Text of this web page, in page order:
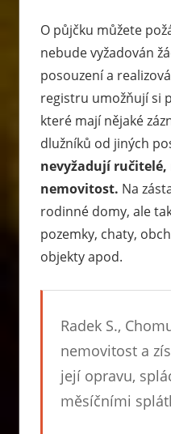
O půjčku můžete
nebude vyžadován
posouzení a
registru umožňují si
které mají nějaké
dlužníků od jiných
nevyžadují
nemovitost. Na
rodinné domy, ale
pozemky, chaty,
objekty apod.
Radek S.,
nemovitost a
její opravu,
měsíčními